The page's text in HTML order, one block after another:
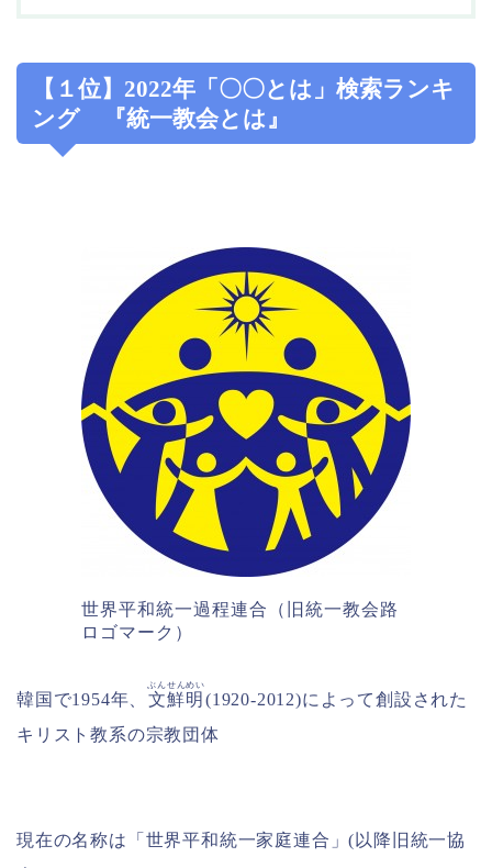
【１位】2022年「〇〇とは」検索ランキ
ング 『統一教会とは』
世界平和統一過程連合（旧統一教会路
ロゴマーク）
韓国で1954年、 文鮮明
ぶんせんめい
(1920-2012)によって創設された
キリスト教系の宗教団体
現在の名称は「世界平和統一家庭連合」(以降旧統一協